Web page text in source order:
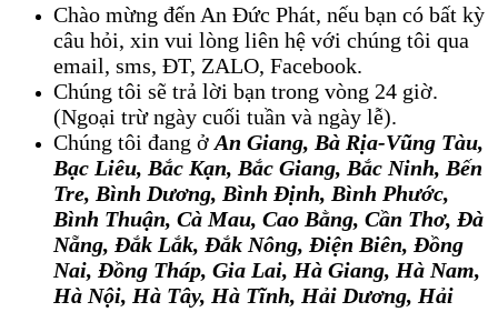
Chào mừng đến An Đức Phát, nếu bạn có bất kỳ
câu hỏi, xin vui lòng liên hệ với chúng tôi qua
email, sms, ĐT, ZALO, Facebook.
Chúng tôi sẽ trả lời bạn trong vòng 24 giờ.
(Ngoại trừ ngày cuối tuần và ngày lễ).
Chúng tôi đang ở An Giang, Bà Rịa-Vũng Tàu,
Bạc Liêu, Bắc Kạn, Bắc Giang, Bắc Ninh, Bến
Tre, Bình Dương, Bình Định, Bình Phước,
Bình Thuận, Cà Mau, Cao Bằng, Cần Thơ, Đà
Nẵng, Đắk Lắk, Đắk Nông, Điện Biên, Đồng
Nai, Đồng Tháp, Gia Lai, Hà Giang, Hà Nam,
Hà Nội, Hà Tây, Hà Tĩnh, Hải Dương, Hải